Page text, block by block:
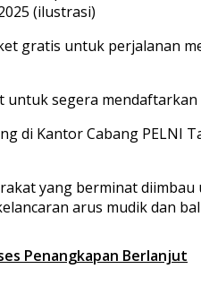
(ilustrasi)
gratis untuk perjalanan
untuk segera
di Kantor Cabang PELNI
yang berminat
arus mudik dan
Penangkapan Berlanjut